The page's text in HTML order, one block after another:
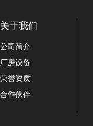
关于我们
公司简介
厂房设备
荣誉资质
合作伙伴